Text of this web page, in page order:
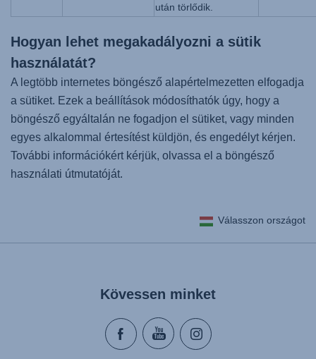
után törlődik.
Hogyan lehet megakadályozni a sütik
használatát?
A legtöbb internetes böngésző alapértelmezetten elfogadja
a sütiket. Ezek a beállítások módosíthatók úgy, hogy a
böngésző egyáltalán ne fogadjon el sütiket, vagy minden
egyes alkalommal értesítést küldjön, és engedélyt kérjen.
További információkért kérjük, olvassa el a böngésző
használati útmutatóját.
Válasszon országot
Kövessen minket